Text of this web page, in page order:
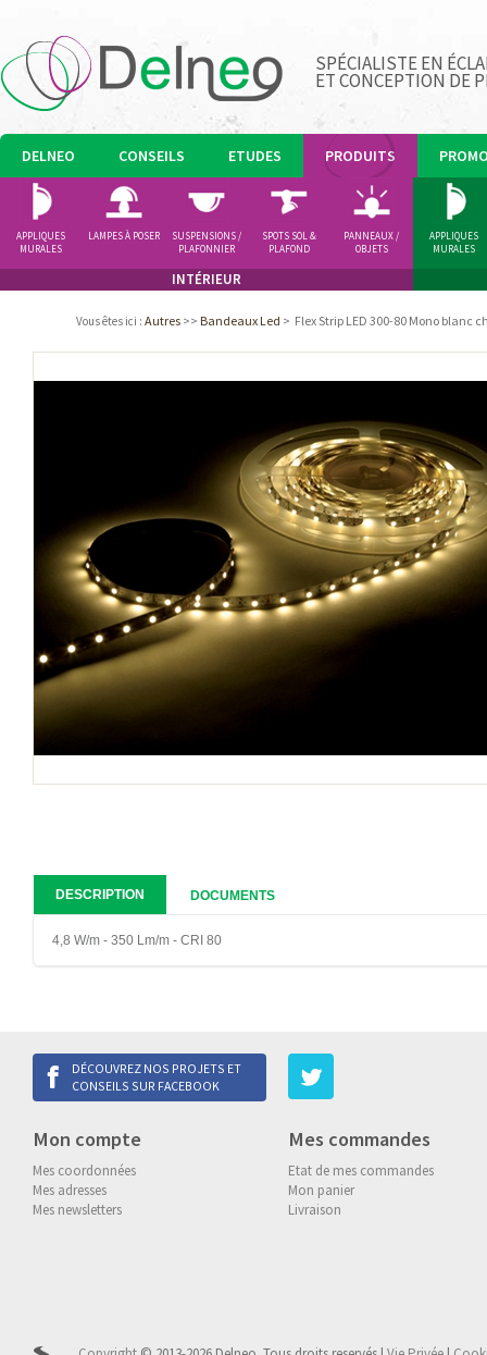
SPÉCIALISTE EN
ET CONCEPTION DE
DELNEO CONSEILS ETUDES PRODUITS
INTÉRIEUR
APPLIQUES
MURALES
LAMPES À POSER
SUSPENSIONS /
PLAFONNIER
SPOTS SOL &
PLAFOND
PANNEAUX /
OBJETS
APPLIQUES
MURALES
Vous êtes ici : Autres >> Bandeaux Led > Flex Strip LED 300-80 Mono blanc
DESCRIPTION DOCUMENTS
4,8 W/m - 350 Lm/m - CRI 80
DÉCOUVREZ NOS PROJETS ET
CONSEILS SUR FACEBOOK
Mon compte
Mes coordonnées
Mes adresses
Mes newsletters
Mes commandes
Etat de mes commandes
Mon panier
Livraison